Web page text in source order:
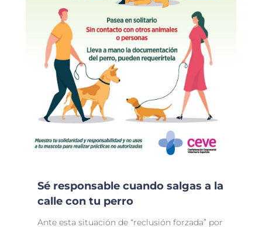
Sé responsable cuando salgas a la
calle con tu perro
Ante esta situación de “reclusión forzada” por